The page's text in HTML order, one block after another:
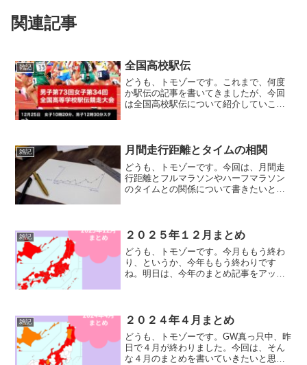
関連記事
雑記 全国高校駅伝
どうも、トモゾーです。これまで、何度
か駅伝の記事を書いてきましたが、今回
は全国高校駅伝について紹介していこう
等学校駅伝競走大会」と...
雑記 月間走行距離とタイムの相関
どうも、トモゾーです。今回は、月間走
行距離とフルマラソンやハーフマラソン
のタイムとの関係について書きたいと思
走ったから、タイムが伸び...
雑記 ２０２５年１２月まとめ
どうも、トモゾーです。今月ももう終わ
り、というか、今年ももう終わりです
ね。明日は、今年のまとめ記事をアップ
す。ランニングデータ（２０２...
雑記 ２０２４年４月まとめ
どうも、トモゾーです。GW真っ只中、昨
日で４月が終わりました。今回は、そん
な４月のまとめを書いていきたいと思い